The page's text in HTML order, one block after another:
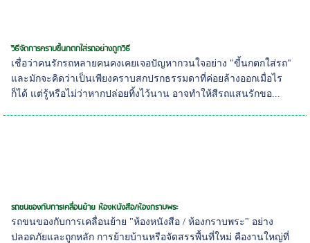
วิธีจัดการคราบขี้นกตกใส่รถอย่างถูกวิธี
เชื่อว่าคนรักรถหลายคนคงเคยเจอปัญหากวนใจอย่าง "ขี้นกตกใส่รถ"
และมักจะคิดว่าเป็นเพียงคราบสกปรกธรรมดาที่ค่อยล้างออกเมื่อไร
ก็ได้ แต่รู้หรือไม่ว่าหากปล่อยทิ้งไว้นาน อาจทำให้สีรถแสนรักขอ...
รถขนของกับการเคลื่อนย้าย ห้องหนังสือ/ห้องกราบพระ
รถขนของกับการเคลื่อนย้าย "ห้องหนังสือ / ห้องกราบพระ" อย่าง
ปลอดภัยและถูกหลัก การย้ายบ้านหรือจัดสรรพื้นที่ใหม่ คืองานใหญ่ที่